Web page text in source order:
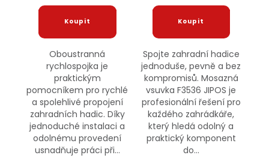
Oboustranná
rychlospojka je
praktickým
pomocníkem pro rychlé
a spolehlivé propojení
zahradních hadic. Díky
jednoduché instalaci a
odolnému provedení
usnadňuje práci při...
Spojte zahradní hadice
jednoduše, pevně a bez
kompromisů. Mosazná
vsuvka F3536 JIPOS je
profesionální řešení pro
každého zahrádkáře,
který hledá odolný a
praktický komponent
do...